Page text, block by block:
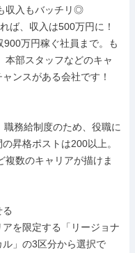
収入もバッチリ◎
ば、収入は500万円に！
万円稼ぐ社員まで。も
本部スタッフなどのキャ
ンスがある会社です！
務給制度のため、役職に
昇格ポストは200以上。
複数のキャリアが描けま
を限定する「リージョナ
」の3区分から選択で